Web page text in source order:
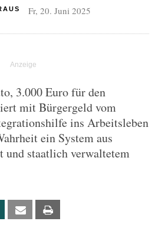
Fr, 20. Juni 2025
3.000 Euro für den
mit Bürgergeld vom
ins Arbeitsleben
ein System aus
und staatlich verwaltetem
Xing Email